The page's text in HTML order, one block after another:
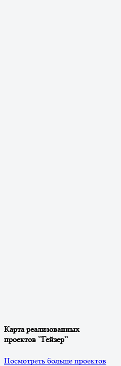
Карта реализованных
проектов ”Гейзер”
Посмотреть больше проектов